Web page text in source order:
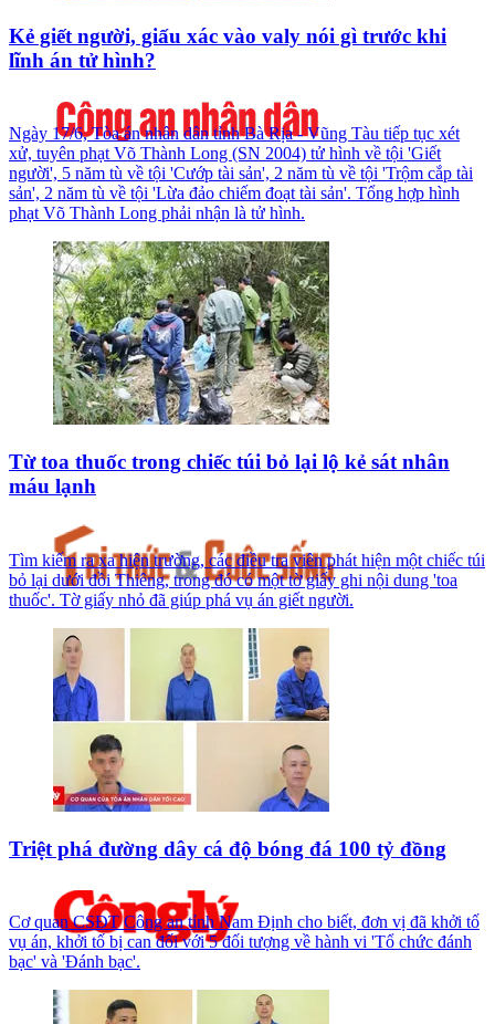
Kẻ giết người, giấu xác vào valy nói gì trước khi
lĩnh án tử hình?
Ngày 17/6, Tòa án nhân dân tỉnh Bà Rịa - Vũng Tàu tiếp tục xét
xử, tuyên phạt Võ Thành Long (SN 2004) tử hình về tội 'Giết
người', 5 năm tù về tội 'Cướp tài sản', 2 năm tù về tội 'Trộm cắp tài
sản', 2 năm tù về tội 'Lừa đảo chiếm đoạt tài sản'. Tổng hợp hình
phạt Võ Thành Long phải nhận là tử hình.
Từ toa thuốc trong chiếc túi bỏ lại lộ kẻ sát nhân
máu lạnh
Tìm kiếm ra xa hiện trường, các điều tra viên phát hiện một chiếc túi
bỏ lại dưới đồi Thiêng, trong đó có một tờ giấy ghi nội dung 'toa
thuốc'. Tờ giấy nhỏ đã giúp phá vụ án giết người.
Triệt phá đường dây cá độ bóng đá 100 tỷ đồng
Cơ quan CSĐT Công an tỉnh Nam Định cho biết, đơn vị đã khởi tố
vụ án, khởi tố bị can đối với 5 đối tượng về hành vi 'Tổ chức đánh
bạc' và 'Đánh bạc'.